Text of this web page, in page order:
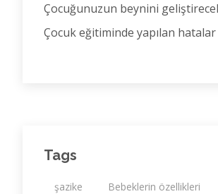
Çocuğunuzun beynini
Çocuk eğitiminde yapılan hatalar
Tags
şazike Bebeklerin özellikleri